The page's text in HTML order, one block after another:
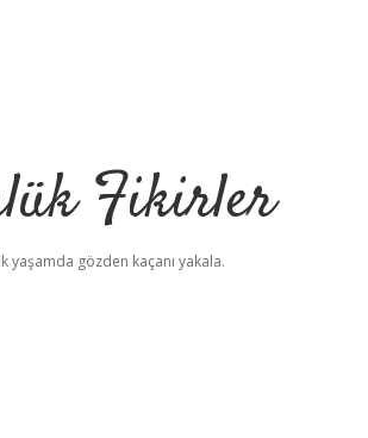
Fikirler
yaşamda gözden kaçanı yakala.